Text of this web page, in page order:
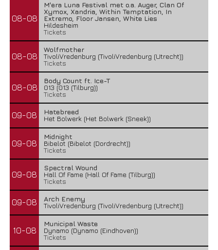
08-08
M'era Luna Festival met o.a. Auger, Clan Of
Xymox, Xandria, Within Temptation, In
Extremo, Floor Jansen, White Lies
Hildesheim
Tickets
08-08
Wolfmother
TivoliVredenburg (TivoliVredenburg (Utrecht))
Tickets
08-08
Body Count ft. Ice-T
013 (013 (Tilburg))
Tickets
09-08
Hatebreed
Het Bolwerk (Het Bolwerk (Sneek))
09-08
Midnight
Bibelot (Bibelot (Dordrecht))
Tickets
09-08
Spectral Wound
Hall Of Fame (Hall Of Fame (Tilburg))
Tickets
09-08
Arch Enemy
TivoliVredenburg (TivoliVredenburg (Utrecht))
10-08
Municipal Waste
Dynamo (Dynamo (Eindhoven))
Tickets